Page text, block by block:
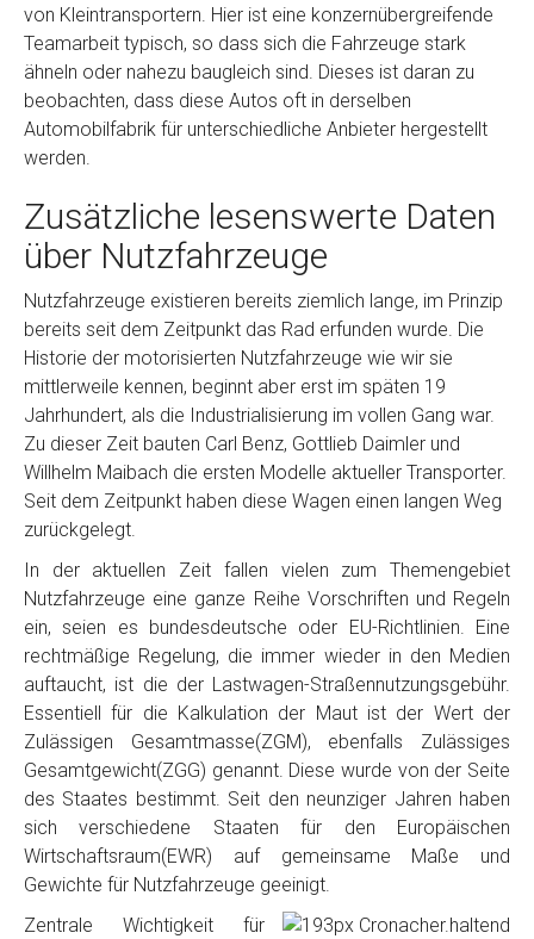
von Kleintransportern. Hier ist eine konzernübergreifende
Teamarbeit typisch, so dass sich die Fahrzeuge stark
ähneln oder nahezu baugleich sind. Dieses ist daran zu
beobachten, dass diese Autos oft in derselben
Automobilfabrik für unterschiedliche Anbieter hergestellt
werden.
Zusätzliche lesenswerte Daten
über Nutzfahrzeuge
Nutzfahrzeuge existieren bereits ziemlich lange, im Prinzip
bereits seit dem Zeitpunkt das Rad erfunden wurde. Die
Historie der motorisierten Nutzfahrzeuge wie wir sie
mittlerweile kennen, beginnt aber erst im späten 19
Jahrhundert, als die Industrialisierung im vollen Gang war.
Zu dieser Zeit bauten Carl Benz, Gottlieb Daimler und
Willhelm Maibach die ersten Modelle aktueller Transporter.
Seit dem Zeitpunkt haben diese Wagen einen langen Weg
zurückgelegt.
In der aktuellen Zeit fallen vielen zum Themengebiet
Nutzfahrzeuge eine ganze Reihe Vorschriften und Regeln
ein, seien es bundesdeutsche oder EU-Richtlinien. Eine
rechtmäßige Regelung, die immer wieder in den Medien
auftaucht, ist die der Lastwagen-Straßennutzungsgebühr.
Essentiell für die Kalkulation der Maut ist der Wert der
Zulässigen Gesamtmasse(ZGM), ebenfalls Zulässiges
Gesamtgewicht(ZGG) genannt. Diese wurde von der Seite
des Staates bestimmt. Seit den neunziger Jahren haben
sich verschiedene Staaten für den Europäischen
Wirtschaftsraum(EWR) auf gemeinsame Maße und
Gewichte für Nutzfahrzeuge geeinigt.
Zentrale Wichtigkeit für